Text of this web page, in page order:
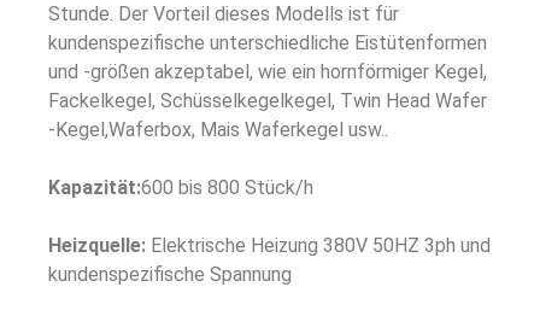
Stunde. Der Vorteil dieses Modells ist für
kundenspezifische unterschiedliche Eistütenformen
und -größen akzeptabel, wie ein hornförmiger Kegel,
Fackelkegel, Schüsselkegelkegel, Twin Head Wafer
-Kegel,Waferbox, Mais Waferkegel usw..
Kapazität:600 bis 800 Stück/h
Heizquelle: Elektrische Heizung 380V 50HZ 3ph und
kundenspezifische Spannung